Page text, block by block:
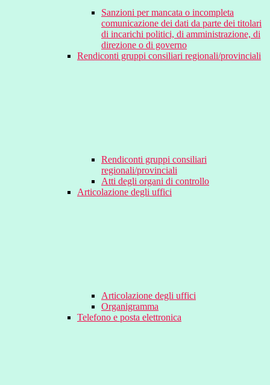
Sanzioni per mancata o incompleta
comunicazione dei dati da parte dei titolari
di incarichi politici, di amministrazione, di
direzione o di governo
Rendiconti gruppi consiliari regionali/provinciali
Rendiconti gruppi consiliari
regionali/provinciali
Atti degli organi di controllo
Articolazione degli uffici
Articolazione degli uffici
Organigramma
Telefono e posta elettronica